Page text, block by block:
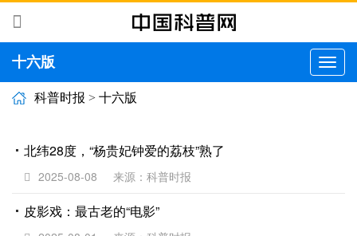
十六版
切
换
科普时报 > 十六版
北纬28度，“杨贵妃钟爱的荔枝”熟了
2025-08-08 来源：科普时报
皮影戏：最古老的“电影”